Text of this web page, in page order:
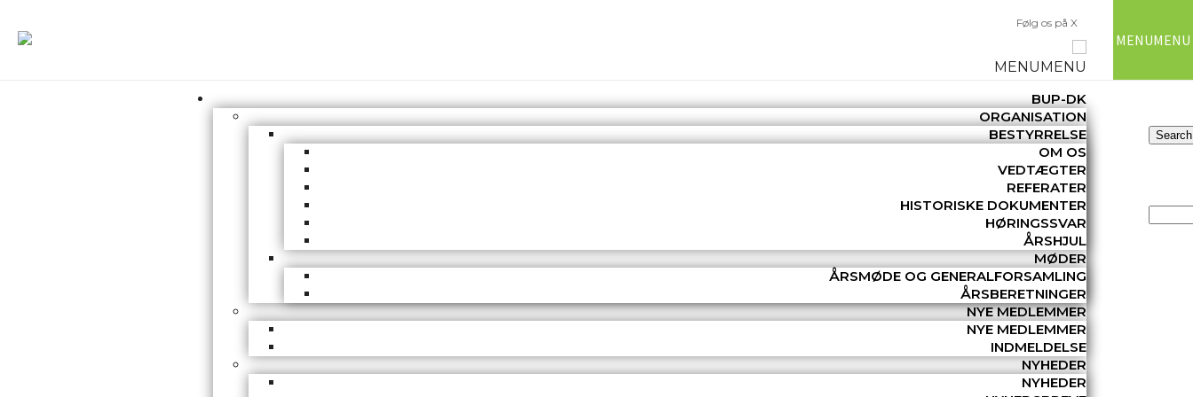
Følg os på X
MENUMENU
BUP-DK
ORGANISATION
BESTYRRELSE
OM OS
VEDTÆGTER
REFERATER
HISTORISKE DOKUMENTER
HØRINGSSVAR
ÅRSHJUL
MØDER
ÅRSMØDE OG GENERALFORSAMLING
ÅRSBERETNINGER
NYE MEDLEMMER
NYE MEDLEMMER
INDMELDELSE
NYHEDER
NYHEDER
MENUMENU